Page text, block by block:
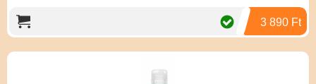
3 890 Ft